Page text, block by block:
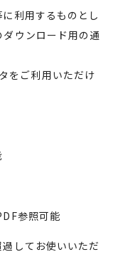
利用するものとし
ウンロード用の通
をご利用いただけ
参照可能
してお使いいただ